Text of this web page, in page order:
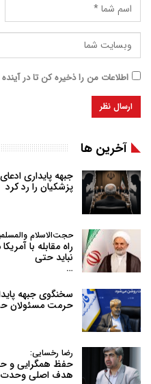
اطلاعات من را ذخیره کن تا در
آخرین ها
جبهه پایداری
پزشکیان را رد کرد
حجت‌الاسلام
راه مقابله با
نباید حتی
…
سخنگوی جبهه
حرمت مسئولان
رضا رخسایی:
حفظ همگرایی و
هدف اصلی وحدت